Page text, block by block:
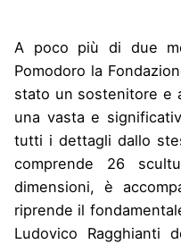
A poco più di due
Pomodoro la
stato un sostenitore e
una vasta e
tutti i dettagli dallo
comprende 26
dimensioni, è
riprende il
Ludovico Ragghianti